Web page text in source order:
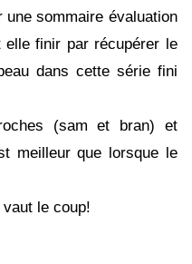
sommaire évaluation
finir par récupérer le
dans cette série fini
(sam et bran) et
meilleur que lorsque le
le coup!